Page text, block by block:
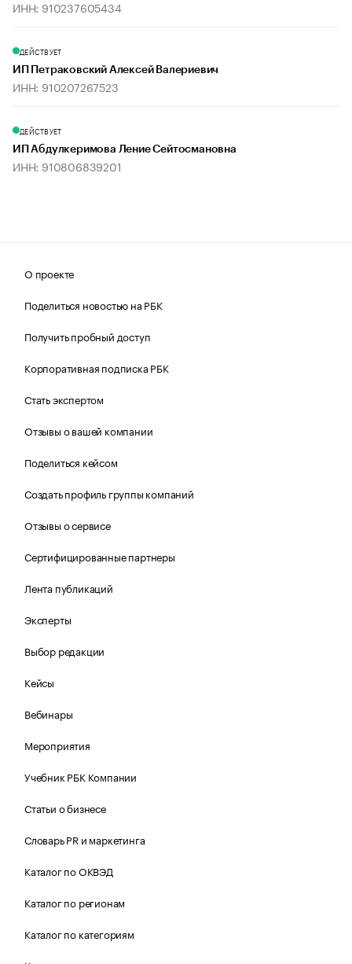
ИНН: 910237605434
ДЕЙСТВУЕТ
ИП Петраковский Алексей Валериевич
ИНН: 910207267523
ДЕЙСТВУЕТ
ИП Абдулкеримова Ление Сейтосмановна
ИНН: 910806839201
О проекте
Поделиться новостью на РБК
Получить пробный доступ
Корпоративная подписка РБК
Стать экспертом
Отзывы о вашей компании
Поделиться кейсом
Создать профиль группы компаний
Отзывы о сервисе
Сертифицированные партнеры
Лента публикаций
Эксперты
Выбор редакции
Кейсы
Вебинары
Мероприятия
Учебник РБК Компании
Статьи о бизнесе
Словарь PR и маркетинга
Каталог по ОКВЭД
Каталог по регионам
Каталог по категориям